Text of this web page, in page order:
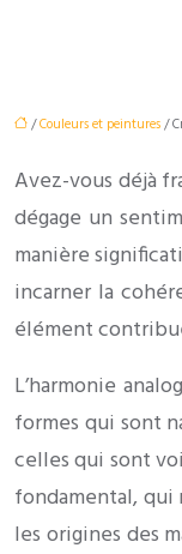
/Couleurs et peintures/
Avez-vous déjà
dégage un
manière
incarner la
élément
L’harmonie
formes qui sont
celles qui sont
fondamental,
les origines des